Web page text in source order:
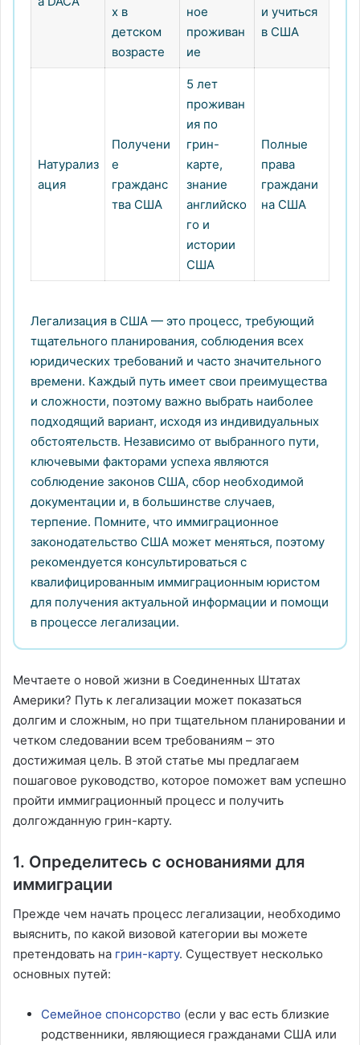
х в
детском
возрасте
ное
проживан
ие
и учиться
в США
Натурализ
ация
Получени
е
гражданс
тва США
5 лет
проживан
ия по
грин-
карте,
знание
английско
го и
истории
США
Полные
права
граждани
на США
Легализация в США — это процесс, требующий
тщательного планирования, соблюдения всех
юридических требований и часто значительного
времени. Каждый путь имеет свои преимущества
и сложности, поэтому важно выбрать наиболее
подходящий вариант, исходя из индивидуальных
обстоятельств. Независимо от выбранного пути,
ключевыми факторами успеха являются
соблюдение законов США, сбор необходимой
документации и, в большинстве случаев,
терпение. Помните, что иммиграционное
законодательство США может меняться, поэтому
рекомендуется консультироваться с
квалифицированным иммиграционным юристом
для получения актуальной информации и помощи
в процессе легализации.
Мечтаете о новой жизни в Соединенных Штатах
Америки? Путь к легализации может показаться
долгим и сложным, но при тщательном планировании и
четком следовании всем требованиям – это
достижимая цель. В этой статье мы предлагаем
пошаговое руководство, которое поможет вам успешно
пройти иммиграционный процесс и получить
долгожданную грин-карту.
1. Определитесь с основаниями для
иммиграции
Прежде чем начать процесс легализации, необходимо
выяснить, по какой визовой категории вы можете
претендовать на грин-карту. Существует несколько
основных путей:
Семейное спонсорство (если у вас есть близкие
родственники, являющиеся гражданами США или